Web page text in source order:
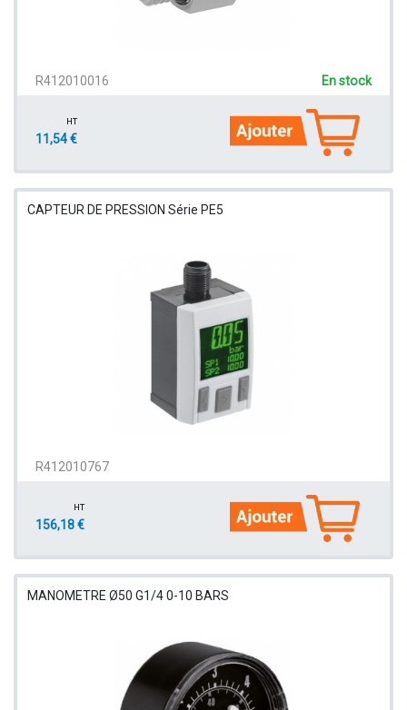
R412010016 En stock
HT
11,54 €
CAPTEUR DE PRESSION Série PE5
R412010767
HT
156,18 €
MANOMETRE Ø50 G1/4 0-10 BARS